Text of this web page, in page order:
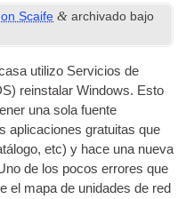
Scaife & archivado bajo
utilizo Servicios de
reinstalar Windows. Esto
una sola fuente
aplicaciones gratuitas que
etc) y hace una nueva
de los pocos errores que
el mapa de unidades de red